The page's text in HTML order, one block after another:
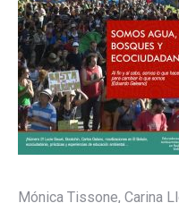
Mónica Tissone, Carina